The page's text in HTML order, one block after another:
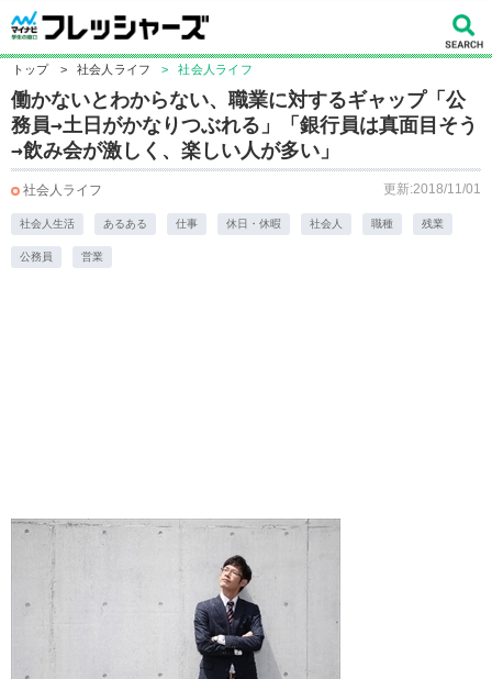
トップ > 社会人ライフ > 社会人ライフ
働かないとわからない、職業に対するギャップ「公
務員→土日がかなりつぶれる」「銀行員は真面目そう
→飲み会が激しく、楽しい人が多い」
社会人ライフ 更新:2018/11/01
社会人生活 あるある 仕事 休日・休暇 社会人 職種 残業
公務員 営業